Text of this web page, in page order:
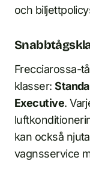
och
Frecciarossa-
klasser:
Executive.
kan också
vagnsservice